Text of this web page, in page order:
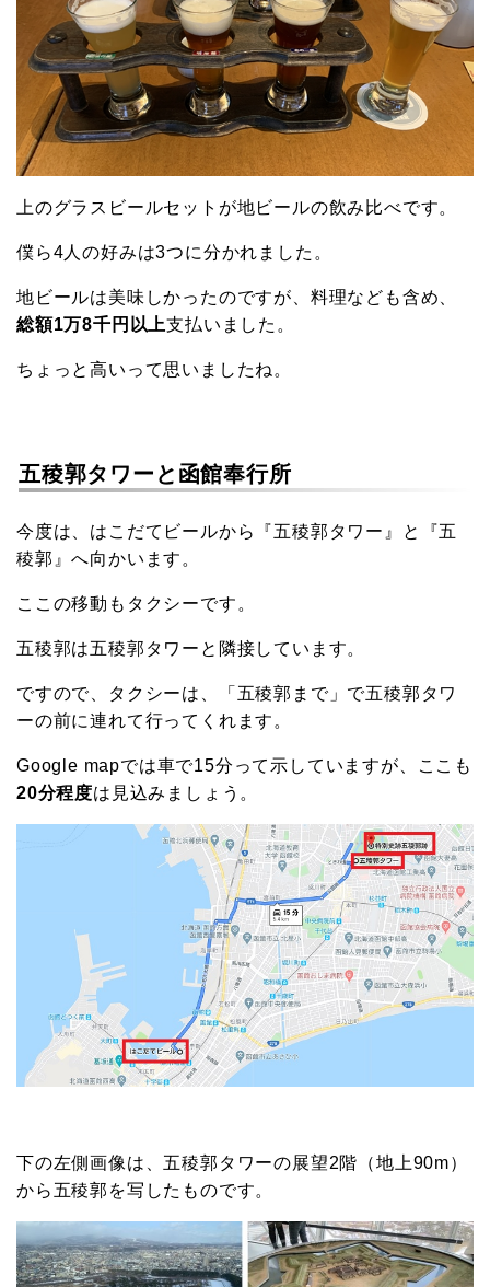
上のグラスビールセットが地ビールの飲み比べです。
僕ら4人の好みは3つに分かれました。
地ビールは美味しかったのですが、料理なども含め、
総額1万8千円以上支払いました。
ちょっと高いって思いましたね。
五稜郭タワーと函館奉行所
今度は、はこだてビールから『五稜郭タワー』と『五
稜郭』へ向かいます。
ここの移動もタクシーです。
五稜郭は五稜郭タワーと隣接しています。
ですので、タクシーは、「五稜郭まで」で五稜郭タワ
ーの前に連れて行ってくれます。
Google mapでは車で15分って示していますが、ここも
20分程度は見込みましょう。
下の左側画像は、五稜郭タワーの展望2階（地上90m）
から五稜郭を写したものです。